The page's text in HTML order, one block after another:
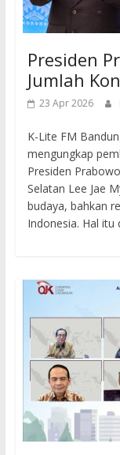
Presiden
Jumlah
23 Apr 2026
K-Lite FM
mengungkap
Presiden
Selatan Lee Jae
budaya, bahkan
Indonesia. Hal